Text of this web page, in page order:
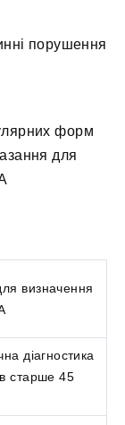
порушення
форм
для
визначення
діагностика
старше 45